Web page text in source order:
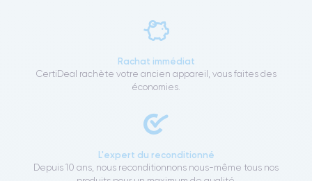
Rachat immédiat
CertiDeal rachète votre ancien appareil, vous faites des
économies.
L'expert du reconditionné
Depuis 10 ans, nous reconditionnons nous-même tous nos